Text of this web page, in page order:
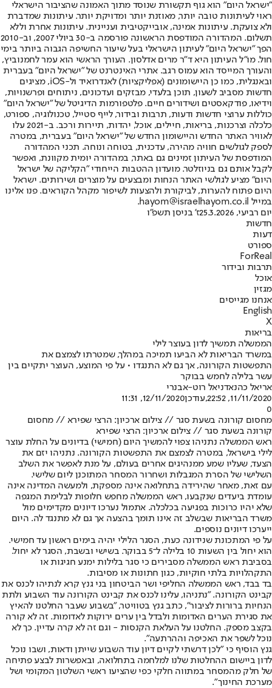
"ישראל היום" הוא גוף תקשורת שנוסד מתוך האמונה שהציבור הישראלי
ראוי לעיתונות טובה יותר, מאוזנת יותר ומדויקת יותר. עיתונות שמדברת
ולא צועקת. עיתונות אמינה, אובייקטיבית ועניינית. עיתונות אחרת וללא
תשלום. המהדורה המודפסת הראשונה פורסמה ב-30 ביולי 2007, וב-2010
הפך "ישראל היום" לעיתון הישראלי בעל שיעור החשיפה הגבוה ביותר בימי
חול. מו"ל העיתון היא ד"ר מרים אדלסון. העורך הראשי הוא עמר לחמנוביץ,
והעורך המייסד הוא עמוס רגב. אתרי האינטרנט של "ישראל היום" בעברית
ובאנגלית, כמו כן היישומונים (אפליקציות) לאנדרואיד ול-iOS, מציגים
חדשות מסביב לשעון, תוכן בלעדי, מבזקים ועדכונים, ניתוחים ופרשנויות,
וידיאו, פודקאסטים ושידורים חיים. פלטפורמות הדיגיטל של "ישראל היום"
כוללות ערוצי חדשות ודעות, תרבות ובידור, לייף סטייל, טכנולוגיה, ספורט,
כלכלה וצרכנות, בריאות, חיילים, אוכל, יהדות, תיירות ורכב. ב-2021 עלו
לאוויר האתר החדש והיישומון החדש של "ישראל היום" בעברית, במטרה
לספק לגולשים חוויה מהירה, עדכנית, בטוחה ונוחה. תכני המהדורה
המודפסת של העיתון זמינים גם באתר, במהדורה יומית מקוונת, ואפשר
לקבל אותם גם בניוזלטר. מועדון ההטבות הייחודי "הקליקה של ישראל
היום" מציע לגולשי האתר הנחות ומבצעים על מוצרים ושירותים. ישראל
היום פתוח להערות, לביקורת ולהצעות לשיפור מקהל הקוראים. פנו אלינו
במייל hayom@israelhayom.co.il.
יום רביעי, 25.3.2026
ז' בניסן תשפ"ו
חדשות
דעות
ספורט
ForReal
תרבות ובידור
אוכל
מגזין
אנחנו מגייסים
English
X
בריאות
הממשלה תמשיך לדון בעוצר לילי
במשרד הבריאות לא הביעו תמיכה במהלך, שמטרתו לצמצם את
התפשטות הקורונה, אך גם לא התנגדו • על פי המוצע, העוצר יתקיים בין
עשר בלילה לחמש בבוקר
אריאל כהנאדניאל רוט-אבנרי
11/11/2020, 22:52
,עודכן12/11/2020, 11:31
0
מחסום קורונה בשעת סגר // צילום ארכיון: הרצי שפירא // מחסום
קורונה בשעת סגר // צילום ארכיון: הרצי שפירא
ראש הממשלה נתניהו צפוי להמשיך היום (חמישי) בדיונים על החלת עוצר
לילי בישראל, במטרה לצמצם את התפשטות הקורונה. נתניהו יזם את
הצעד, שעליו שמע ממנהיגים אחרים בעולם, על מנת לאפשר את השלב
השלישי של הסרת המגבלות ושחרור המסחר המתוכנן ליום שלישי.
עם זאת, מאחר שהירידה בתחלואה אינה מספקת, ולמעשה המדינה אינה
עומדת ביעדים שנקבעו, ראש הממשלה מחפש חלופות לבלימת המגפה
שלא יהיו כרוכות בפגיעה בכלכלה. אתמול נערכו דיונים מקדימים מול
משרד הבריאות שבשלב זה אינו תומך בהצעה אך גם לא מתנגד לה. היום
ייערכו דיונים נוספים.
על פי המתכונת שנידונה כעת, הסגר הלילי יהיה בימים ראשון עד חמישי.
הוא יחול בין השעות 10 בלילה ל־5 בבוקר. בשישי ובשבת, הסגר לא יחול.
בסביבת ראש הממשלה מסבירים כי סגר בלילות ימנע חגיגות או
התקהלויות בלתי חוקיות, כגון חתונות או מסיבות.
בד בבד, ראש הממשלה החליפי ושר הביטחון בני גנץ קרא לנתיהו לכנס את
קבינט הקורונה. "נתניהו, עלינו לכנס את קבינט הקורונה עוד השבוע ולתת
הנחיות ברורות לציבור", כתב גנץ בטוויטר, "בשבוע שעבר החלטנו להאיץ
את סגירת הערים האדומות ולבדל בין ערים ירוקות לאדומות. זה לא קורה
בקצב מספק. החלטנו על העלאת הקנסות - וגם זה לא קרה עדיין. כך לא
נוכל לשפר את האכיפה וההרתעה".
גנץ הוסיף כי "לכן דרשתי לקיים דיון עוד השבוע שייתן ודאות, ושבו נוכל
לדון ביישום ההחלטות שלנו למלחמה בתחלואה, ובאפשרות לבצע פתיחה
של חלק מהמסחר במתווה חלקי כפי שהציעו ראשי השלטון המקומי ושל
מערכת החינוך".